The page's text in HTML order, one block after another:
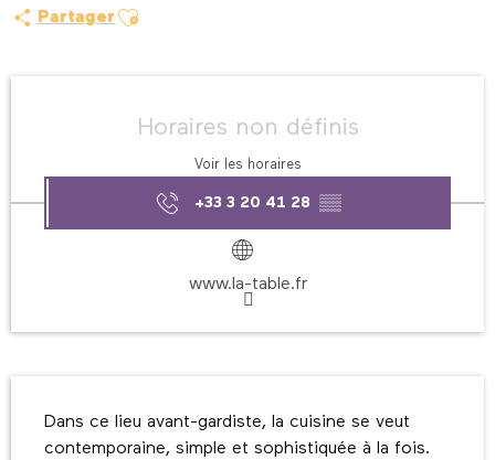
Partager Ajouter aux favoris
Horaires non définis
Voir les horaires
+33 3 20 41 28 ▒▒
www.la-table.fr
Dans ce lieu avant-gardiste, la cuisine se veut
contemporaine, simple et sophistiquée à la fois.